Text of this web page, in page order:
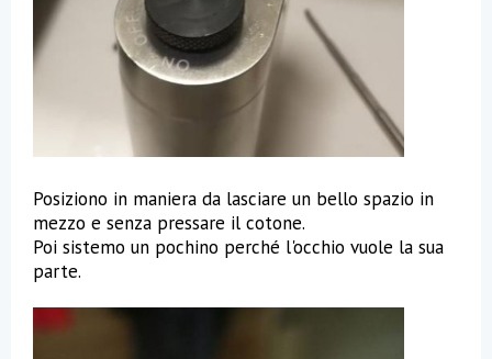
Posiziono in maniera da lasciare un bello spazio in
mezzo e senza pressare il cotone.
Poi sistemo un pochino perché l'occhio vuole la sua
parte.